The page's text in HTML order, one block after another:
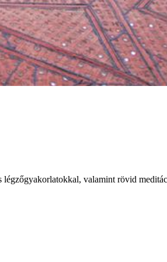
légzőgyakorlatokkal, valamint rövid